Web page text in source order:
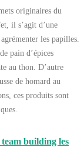
originaires du
il s’agit d’une
les papilles.
pain d’épices
au thon. D’autre
de homard au
ces produits sont
building les